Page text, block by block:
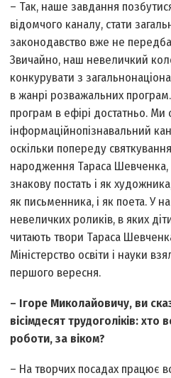
– Так, наше завдання
відом­чого каналу, стати
законодавство вже не
Звичайно, наш невеличкий
конкурувати з
в жанрі розважальних
програм в ефірі достатньо.
інформаційно­пізнавальний
оскільки попереду
народження Тараса
знакову постать і як
як письменника, і як поета. У
невеличких роликів, в яких
читають твори Тараса
Міністерство освіти і науки
першого вересня.
– Ігоре Миколайовичу, ви
вісімдесят трудоголіків:
роботи, за віком?
– На творчих посадах працює